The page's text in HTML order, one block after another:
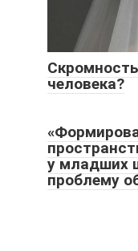
человека?
у младших
проблему